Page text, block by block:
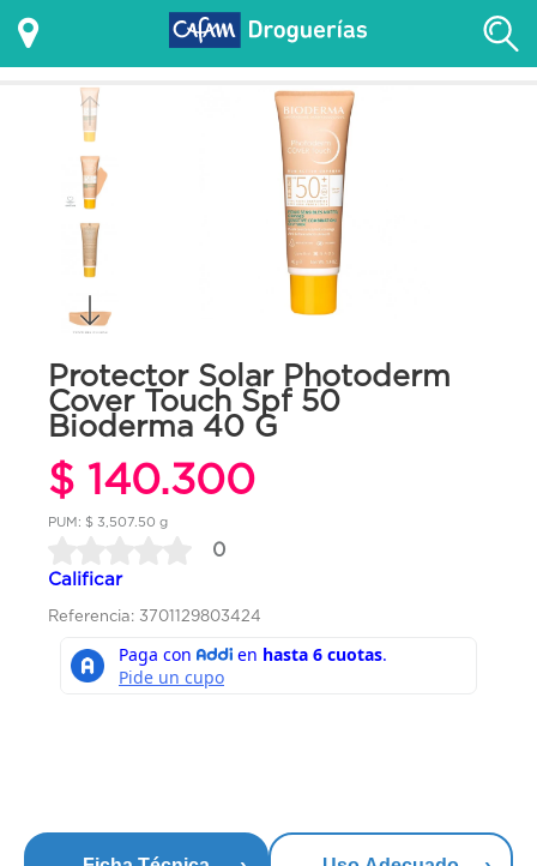
Protector Solar Photoderm
Cover Touch Spf 50
Bioderma 40 G
$ 140.300
PUM: $ 3,507.50 g
0
Calificar
Referencia: 3701129803424